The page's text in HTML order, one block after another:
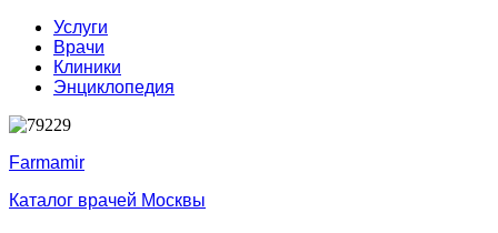
Услуги
Врачи
Клиники
Энциклопедия
Farmamir
Каталог врачей Москвы